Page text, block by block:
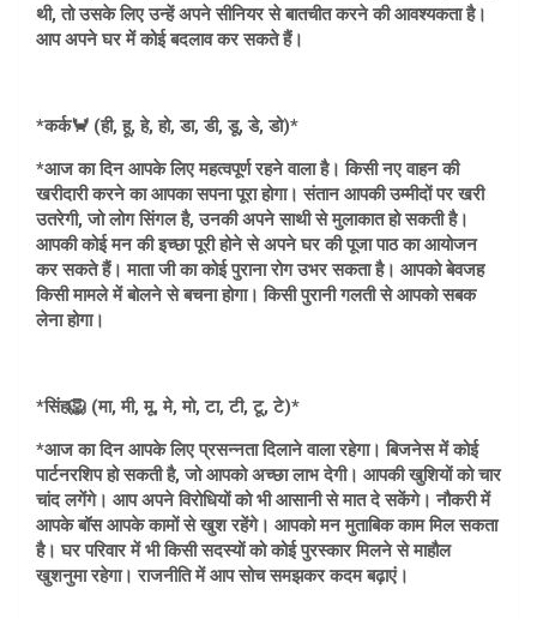
थी, तो उसके लिए उन्हें अपने सीनियर से बातचीत करने की आवश्यकता है।
आप अपने घर में कोई बदलाव कर सकते हैं।
*कर्क🦀 (ही, हू, हे, हो, डा, डी, डू, डे, डो)*
*आज का दिन आपके लिए महत्वपूर्ण रहने वाला है। किसी नए वाहन की
खरीदारी करने का आपका सपना पूरा होगा। संतान आपकी उम्मीदों पर खरी
उतरेगी, जो लोग सिंगल है, उनकी अपने साथी से मुलाकात हो सकती है।
आपकी कोई मन की इच्छा पूरी होने से अपने घर की पूजा पाठ का आयोजन
कर सकते हैं। माता जी का कोई पुराना रोग उभर सकता है। आपको बेवजह
किसी मामले में बोलने से बचना होगा। किसी पुरानी गलती से आपको सबक
लेना होगा।
*सिंह🦁 (मा, मी, मू, मे, मो, टा, टी, टू, टे)*
*आज का दिन आपके लिए प्रसन्नता दिलाने वाला रहेगा। बिजनेस में कोई
पार्टनरशिप हो सकती है, जो आपको अच्छा लाभ देगी। आपकी खुशियों को चार
चांद लगेंगे। आप अपने विरोधियों को भी आसानी से मात दे सकेंगे। नौकरी में
आपके बॉस आपके कामों से खुश रहेंगे। आपको मन मुताबिक काम मिल सकता
है। घर परिवार में भी किसी सदस्यों को कोई पुरस्कार मिलने से माहौल
खुशनुमा रहेगा। राजनीति में आप सोच समझकर कदम बढ़ाएं।